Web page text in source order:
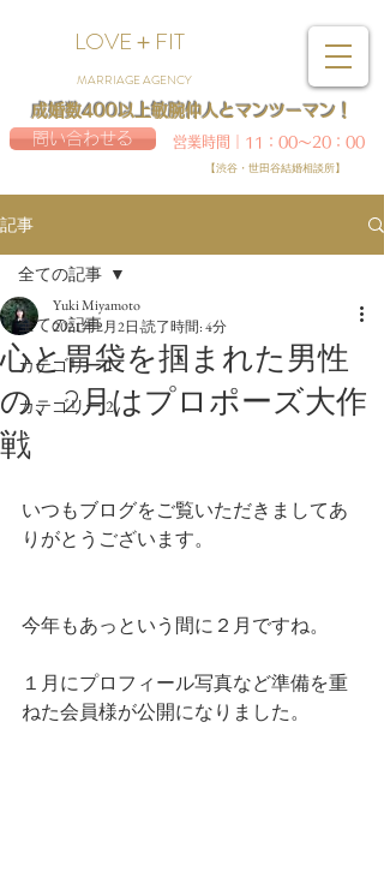
LOVE＋FIT
MARRIAGE AGENCY
問い合わせる
【渋谷・世田谷結婚相談所】
成婚数400以上敏腕仲人とマンツーマン！
営業時間｜11：00～20：00
記事
全ての記事
カテゴリー 1
カテゴリー 2
全ての記事
心と胃袋を掴まれた男性
の、2月はプロポーズ大作
戦
Yuki Miyamoto
2021年2月2日 読了時間: 4分
いつもブログをご覧いただきましてあ
りがとうございます。
今年もあっという間に２月ですね。
１月にプロフィール写真など準備を重
ねた会員様が公開になりました。